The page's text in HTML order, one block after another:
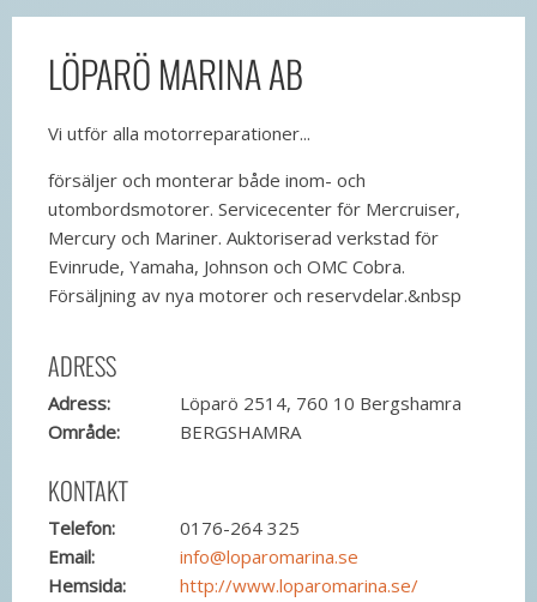
LÖPARÖ MARINA AB
Vi utför alla motorreparationer...
försäljer och monterar både inom- och
utombordsmotorer. Servicecenter för Mercruiser,
Mercury och Mariner. Auktoriserad verkstad för
Evinrude, Yamaha, Johnson och OMC Cobra.
Försäljning av nya motorer och reservdelar.&nbsp
ADRESS
Adress:
Löparö 2514, 760 10 Bergshamra
Område:
BERGSHAMRA
KONTAKT
Telefon:
0176-264 325
Email:
info@loparomarina.se
Hemsida:
http://www.loparomarina.se/